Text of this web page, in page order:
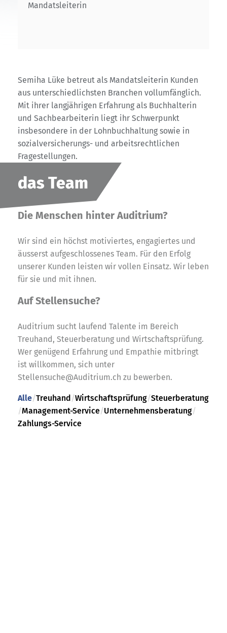
Mandatsleiterin
Semiha Lüke betreut als Mandatsleiterin Kunden
aus unterschiedlichsten Branchen vollumfänglich.
Mit ihrer langjährigen Erfahrung als Buchhalterin
und Sachbearbeiterin liegt ihr Schwerpunkt
insbesondere in der Lohnbuchhaltung sowie in
sozialversicherungs- und arbeitsrechtlichen
Fragestellungen.
das Team
Die Menschen hinter Auditrium?
Wir sind ein höchst motiviertes, engagiertes und
äusserst aufgeschlossenes Team. Für den Erfolg
unserer Kunden leisten wir vollen Einsatz. Wir leben
für sie und mit ihnen.
Auf Stellensuche?
Auditrium sucht laufend Talente im Bereich
Treuhand, Steuerberatung und Wirtschaftsprüfung.
Wer genügend Erfahrung und Empathie mitbringt
ist willkommen, sich unter
Stellensuche@Auditrium.ch zu bewerben.
Alle/Treuhand/Wirtschaftsprüfung/Steuerberatung
/Management-Service/Unternehmensberatung/
Zahlungs-Service